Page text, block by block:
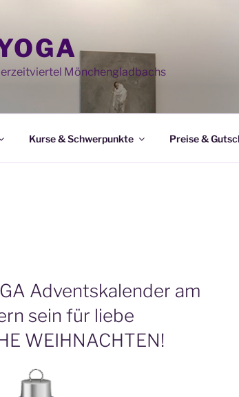
Mönchengladbachs
Kurse & Schwerpunkte Preise &
Adventskalender am
sein für liebe
WEIHNACHTEN!